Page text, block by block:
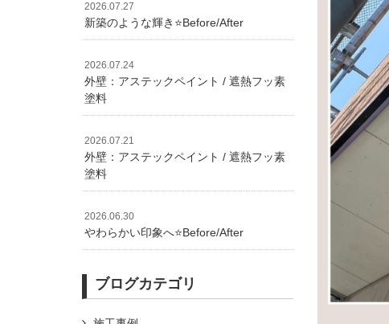
2026.07.27
新築のような輝き⭐️Before/After
2026.07.24
外壁：アステックペイント / 遮熱フッ素
塗料
2026.07.21
外壁：アステックペイント / 遮熱フッ素
塗料
2026.06.30
やわらかい印象へ⭐️Before/After
ブログカテゴリ